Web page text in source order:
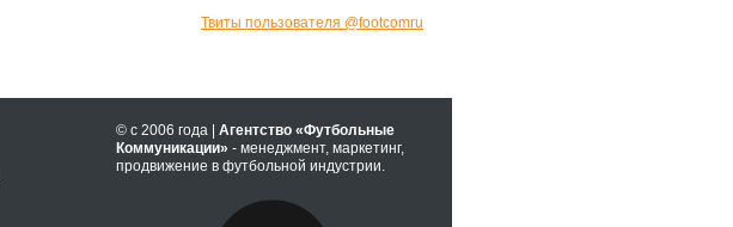
Твиты пользователя @footcomru
© с 2006 года |Агентство «Футбольные
Коммуникации» - менеджмент, маркетинг,
продвижение в футбольной индустрии.